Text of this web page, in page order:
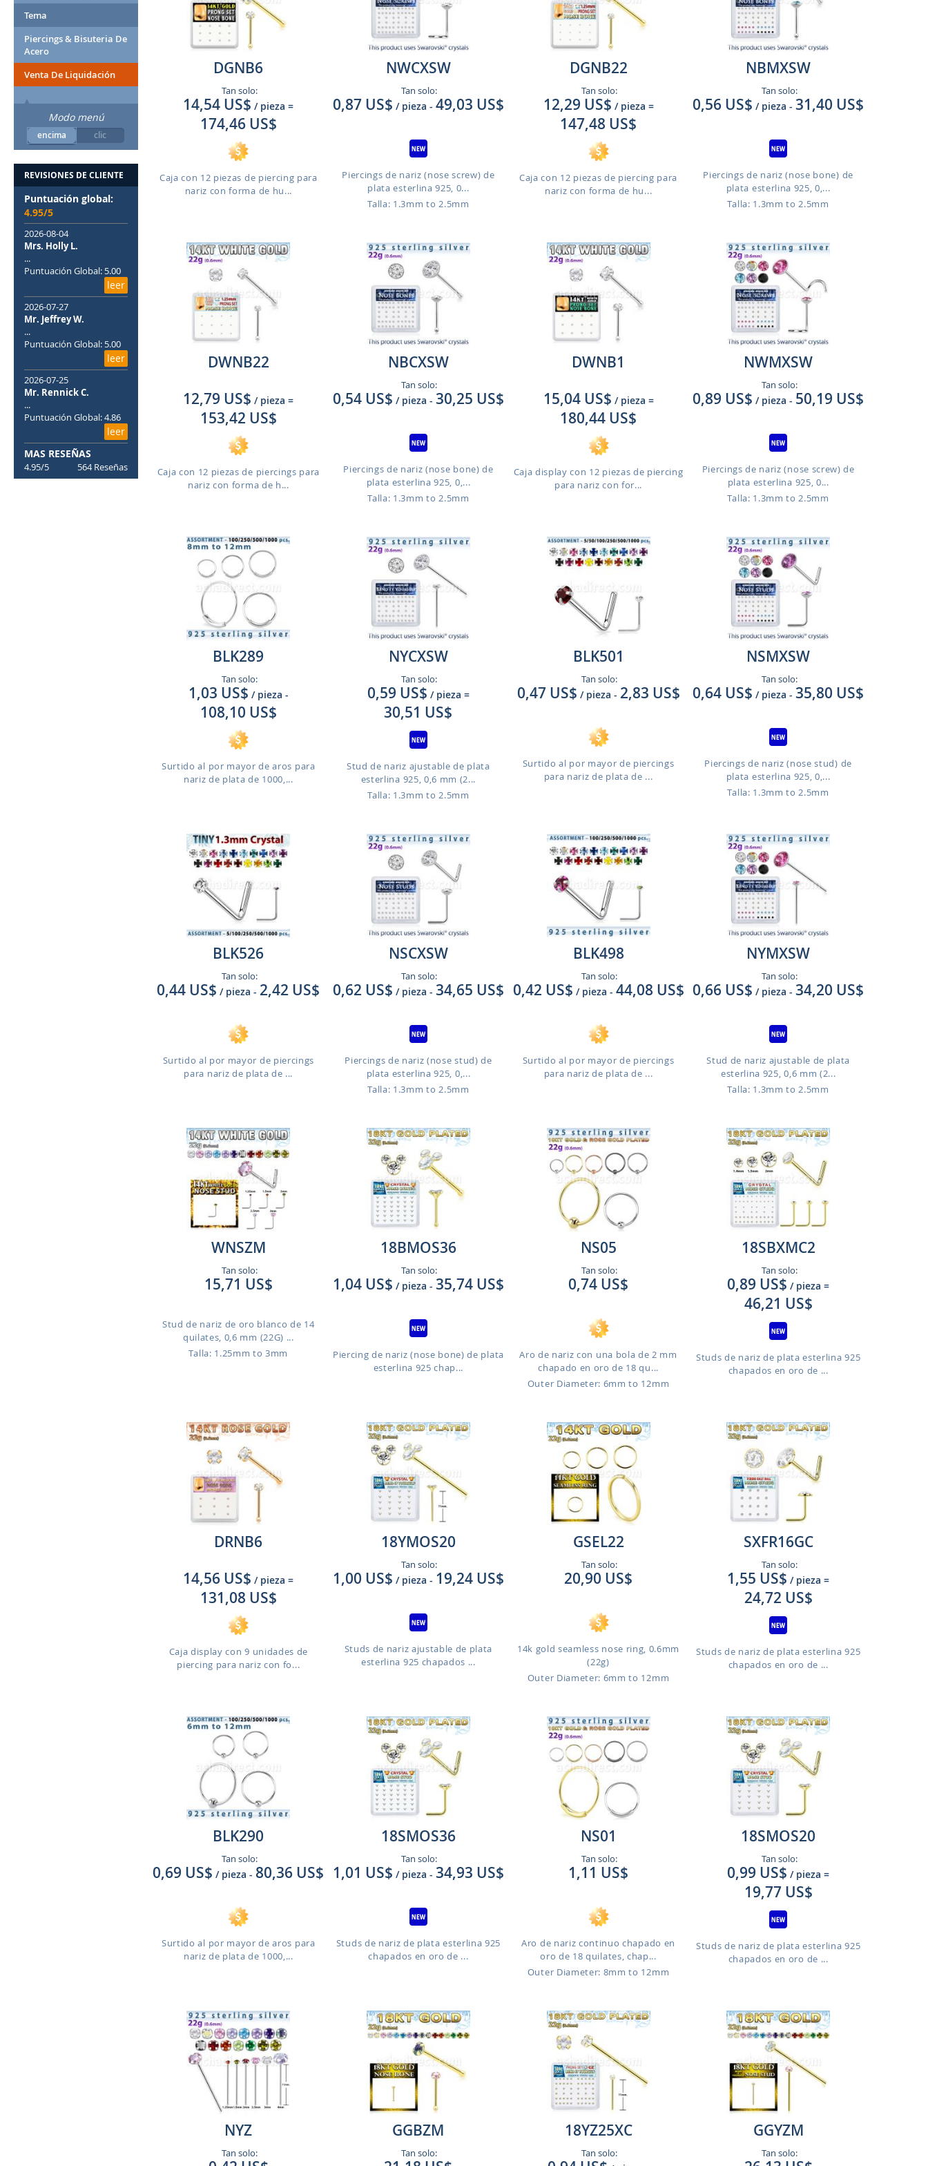
DGNB6
Tan solo:
14,54 US$ / pieza =
174,46 US$
Caja con 12 piezas de piercing para
nariz con forma de hu...
NWCXSW
Tan solo:
0,87 US$ / pieza - 49,03 US$
Piercings de nariz (nose screw) de
plata esterlina 925, 0...
Talla: 1.3mm to 2.5mm
DGNB22
Tan solo:
12,29 US$ / pieza =
147,48 US$
Caja con 12 piezas de piercing para
nariz con forma de hu...
NBMXSW
Tan solo:
0,56 US$ / pieza - 31,40 US$
Piercings de nariz (nose bone) de
plata esterlina 925, 0,...
Talla: 1.3mm to 2.5mm
DWNB22
12,79 US$ / pieza =
153,42 US$
Caja con 12 piezas de piercings para
nariz con forma de h...
NBCXSW
Tan solo:
0,54 US$ / pieza - 30,25 US$
Piercings de nariz (nose bone) de
plata esterlina 925, 0,...
Talla: 1.3mm to 2.5mm
DWNB1
15,04 US$ / pieza =
180,44 US$
Caja display con 12 piezas de piercing
para nariz con for...
NWMXSW
Tan solo:
0,89 US$ / pieza - 50,19 US$
Piercings de nariz (nose screw) de
plata esterlina 925, 0...
Talla: 1.3mm to 2.5mm
BLK289
Tan solo:
1,03 US$ / pieza -
108,10 US$
Surtido al por mayor de aros para
nariz de plata de 1000,...
NYCXSW
Tan solo:
0,59 US$ / pieza =
30,51 US$
Stud de nariz ajustable de plata
esterlina 925, 0,6 mm (2...
Talla: 1.3mm to 2.5mm
BLK501
Tan solo:
0,47 US$ / pieza - 2,83 US$
Surtido al por mayor de piercings
para nariz de plata de ...
NSMXSW
Tan solo:
0,64 US$ / pieza - 35,80 US$
Piercings de nariz (nose stud) de
plata esterlina 925, 0,...
Talla: 1.3mm to 2.5mm
BLK526
Tan solo:
0,44 US$ / pieza - 2,42 US$
Surtido al por mayor de piercings
para nariz de plata de ...
NSCXSW
Tan solo:
0,62 US$ / pieza - 34,65 US$
Piercings de nariz (nose stud) de
plata esterlina 925, 0,...
Talla: 1.3mm to 2.5mm
BLK498
Tan solo:
0,42 US$ / pieza - 44,08 US$
Surtido al por mayor de piercings
para nariz de plata de ...
NYMXSW
Tan solo:
0,66 US$ / pieza - 34,20 US$
Stud de nariz ajustable de plata
esterlina 925, 0,6 mm (2...
Talla: 1.3mm to 2.5mm
WNSZM
Tan solo:
15,71 US$
Stud de nariz de oro blanco de 14
quilates, 0,6 mm (22G) ...
Talla: 1.25mm to 3mm
18BMOS36
Tan solo:
1,04 US$ / pieza - 35,74 US$
Piercing de nariz (nose bone) de plata
esterlina 925 chap...
NS05
Tan solo:
0,74 US$
Aro de nariz con una bola de 2 mm
chapado en oro de 18 qu...
Outer Diameter: 6mm to 12mm
18SBXMC2
Tan solo:
0,89 US$ / pieza =
46,21 US$
Studs de nariz de plata esterlina 925
chapados en oro de ...
DRNB6
14,56 US$ / pieza =
131,08 US$
Caja display con 9 unidades de
piercing para nariz con fo...
18YMOS20
Tan solo:
1,00 US$ / pieza - 19,24 US$
Studs de nariz ajustable de plata
esterlina 925 chapados ...
GSEL22
Tan solo:
20,90 US$
14k gold seamless nose ring, 0.6mm
(22g)
Outer Diameter: 6mm to 12mm
SXFR16GC
Tan solo:
1,55 US$ / pieza =
24,72 US$
Studs de nariz de plata esterlina 925
chapados en oro de ...
BLK290
Tan solo:
0,69 US$ / pieza - 80,36 US$
Surtido al por mayor de aros para
nariz de plata de 1000,...
18SMOS36
Tan solo:
1,01 US$ / pieza - 34,93 US$
Studs de nariz de plata esterlina 925
chapados en oro de ...
NS01
Tan solo:
1,11 US$
Aro de nariz continuo chapado en
oro de 18 quilates, chap...
Outer Diameter: 8mm to 12mm
18SMOS20
Tan solo:
0,99 US$ / pieza =
19,77 US$
Studs de nariz de plata esterlina 925
chapados en oro de ...
NYZ
Tan solo:
GGBZM
Tan solo:
18YZ25XC
Tan solo:
GGYZM
Tan solo:
Tema
Piercings & Bisuteria De
Acero
Venta De Liquidación
Modo menú
encima clic
REVISIONES DE CLIENTE
Puntuación global:
4.95/5
2026-08-04
Mrs. Holly L.
...
Puntuación Global: 5.00
leer
2026-07-27
Mr. Jeffrey W.
...
Puntuación Global: 5.00
leer
2026-07-25
Mr. Rennick C.
...
Puntuación Global: 4.86
leer
MAS RESEÑAS
4.95/5 564 Reseñas